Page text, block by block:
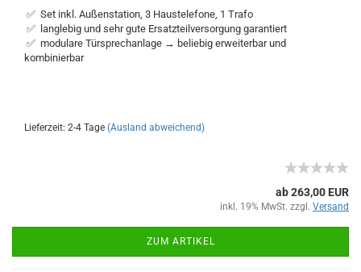
✅ Set inkl. Außenstation, 3 Haustelefone, 1 Trafo
✅ langlebig und sehr gute Ersatzteilversorgung garantiert
✅ modulare Türsprechanlage → beliebig erweiterbar und
kombinierbar
Lieferzeit: 2-4 Tage (Ausland abweichend)
ab 263,00 EUR
inkl. 19% MwSt. zzgl. Versand
ZUM ARTIKEL